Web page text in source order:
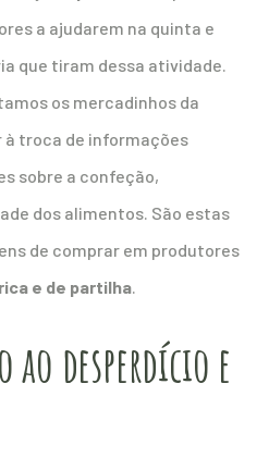
a ajudarem na quinta e
que tiram dessa atividade.
os mercadinhos da
à troca de informações
sobre a confeção,
dos alimentos. São estas
de comprar em produtores
e de partilha.
desperdício e